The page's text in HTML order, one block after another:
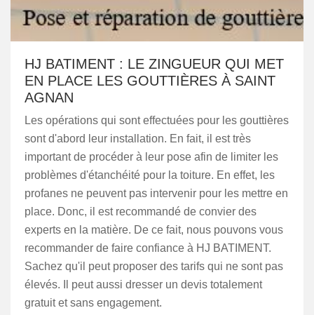
HJ BATIMENT : LE ZINGUEUR QUI MET
EN PLACE LES GOUTTIÈRES À SAINT
AGNAN
Les opérations qui sont effectuées pour les gouttières
sont d'abord leur installation. En fait, il est très
important de procéder à leur pose afin de limiter les
problèmes d'étanchéité pour la toiture. En effet, les
profanes ne peuvent pas intervenir pour les mettre en
place. Donc, il est recommandé de convier des
experts en la matière. De ce fait, nous pouvons vous
recommander de faire confiance à HJ BATIMENT.
Sachez qu'il peut proposer des tarifs qui ne sont pas
élevés. Il peut aussi dresser un devis totalement
gratuit et sans engagement.